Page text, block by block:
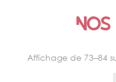
Affichage de 73–84